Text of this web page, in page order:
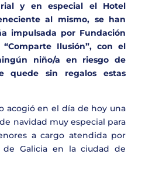
y en especial el Hotel
al mismo, se han
impulsada por Fundación
Ilusión”, con el
niño/a en riesgo de
quede sin regalos estas
acogió en el día de hoy una
navidad muy especial para
a cargo atendida por
de Galicia en la ciudad de